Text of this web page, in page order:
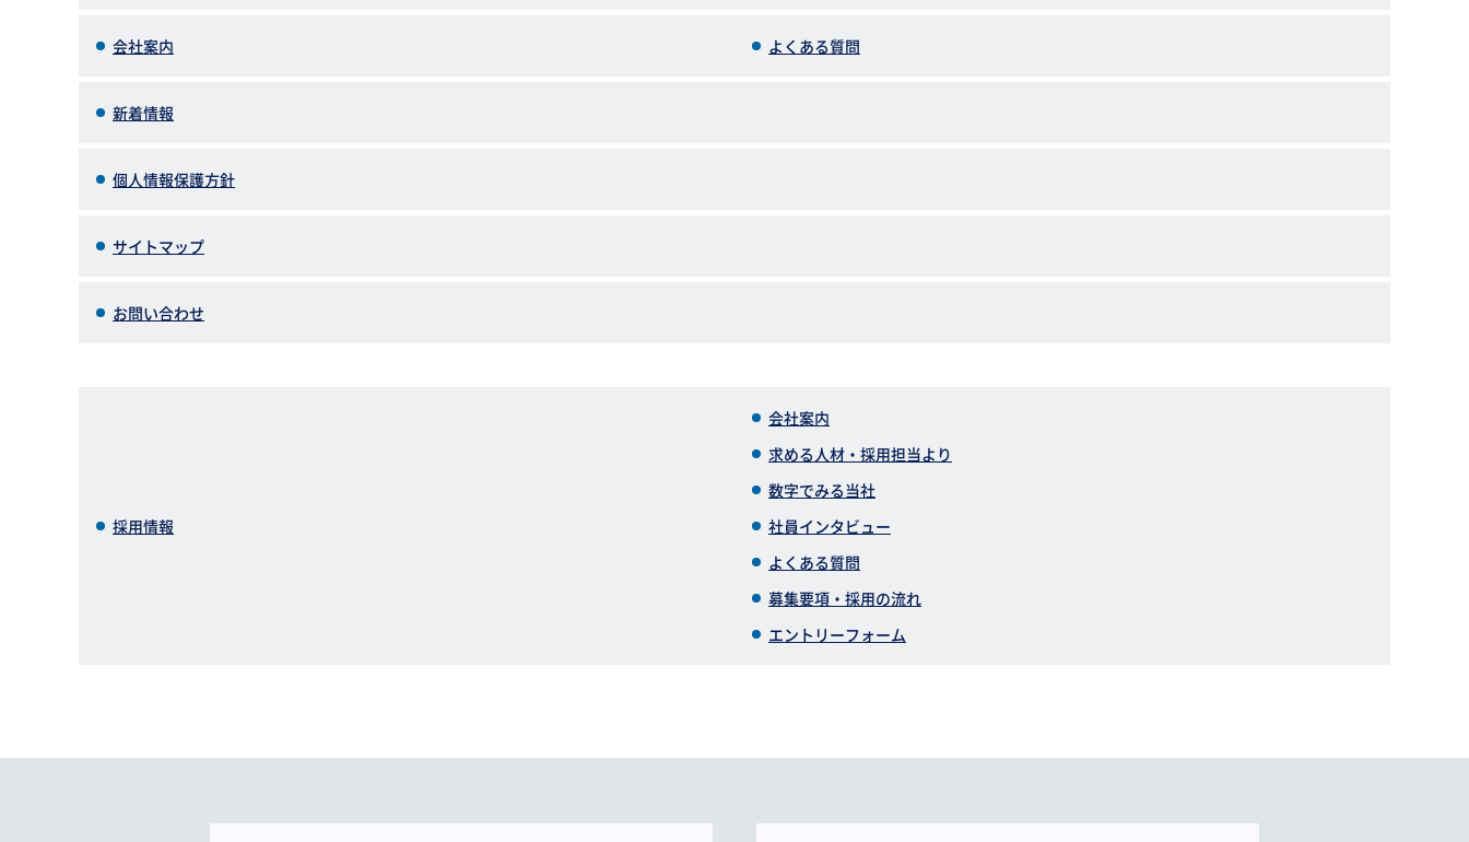
会社案内 よくある質問
新着情報
個人情報保護方針
サイトマップ
お問い合わせ
採用情報
会社案内
求める人材・採用担当より
数字でみる当社
社員インタビュー
よくある質問
募集要項・採用の流れ
エントリーフォーム